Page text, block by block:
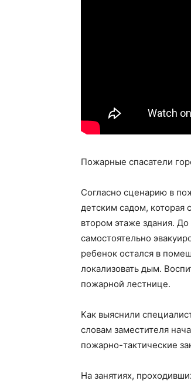
Пожарные спасатели
Согласно сценарию в
детским садом,
втором этаже здания.
самостоятельно
ребенок остался в
локализовать дым.
пожарной лестнице.
Как выяснили
словам заместителя
пожарно-тактические
На занятиях,